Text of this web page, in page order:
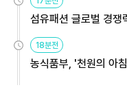
섬유패션 글로벌 경
원
18분전
농식품부, '천원의 아